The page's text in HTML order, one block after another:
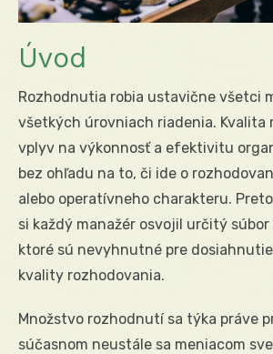
Úvod
Rozhodnutia robia ustavične všetci
všetkých úrovniach riadenia. Kvalita
vplyv na výkonnosť a efektivitu
bez ohľadu na to, či ide o
alebo operatívneho charakteru.
si každý manažér osvojil určitý
ktoré sú nevyhnutné pre
kvality rozhodovania.
Množstvo rozhodnutí sa týka práve
súčasnom neustále sa meniacom